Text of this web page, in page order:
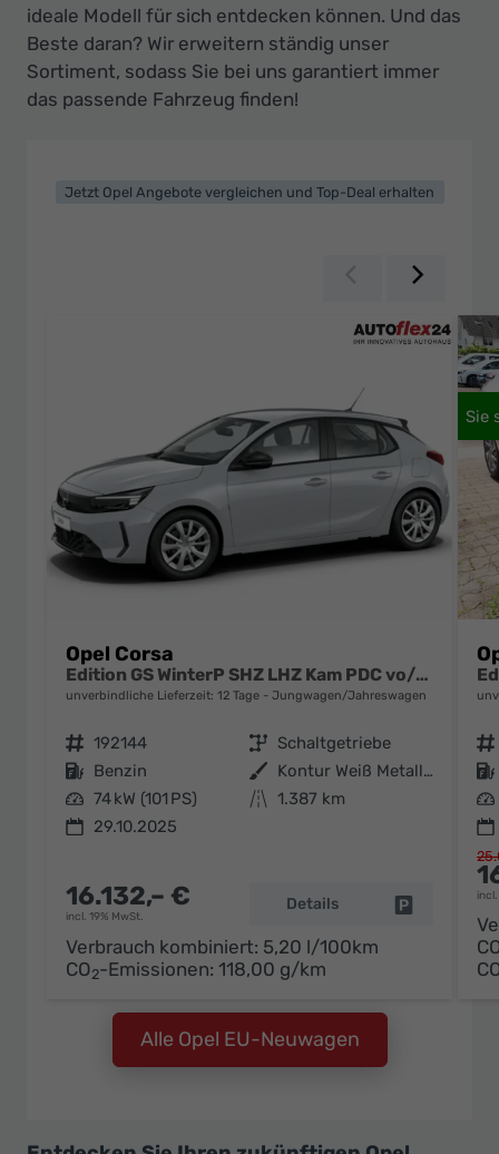
ideale Modell für sich entdecken können. Und das
Beste daran? Wir erweitern ständig unser
Sortiment, sodass Sie bei uns garantiert immer
das passende Fahrzeug finden!
Jetzt Opel Angebote vergleichen und Top-Deal erhalten
Zurück
Opel Corsa
Edition GS WinterP SHZ LHZ Kam PDC vo/hi AppC Totw
unverbindliche Lieferzeit: 12 Tage Jungwagen/Jahreswagen
Fahrzeugnr. 192144 Getriebe Schaltgetriebe
Kraftstoff Benzin Außenfarbe
Kontur Weiß Metallic
Leistung 74 kW (101 PS) Kilometerstand 1.387 km
29.10.2025
16.132,– €
incl. 19% MwSt.
Details Fahrzeug
Verbrauch kombiniert: 5,20 l/100km
CO2-Emissionen: 118,00 g/km
Fahrzeugnr.
Kraftstoff
Leistung
Alle Opel EU-Neuwagen